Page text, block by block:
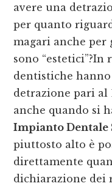
avere una
per quanto
magari anche
sono “estetici”?In
dentistiche
detrazione pari al
anche quando si
Impianto Dentale
piuttosto alto è
direttamente
dichiarazione dei